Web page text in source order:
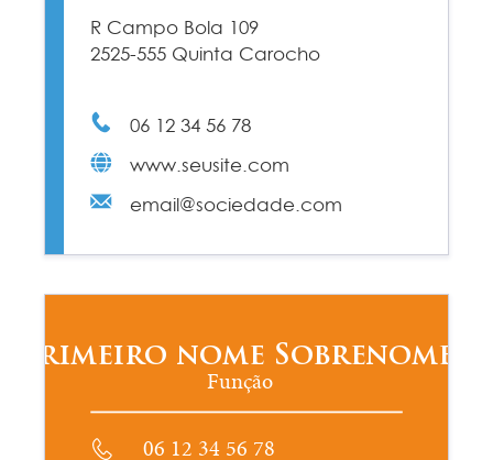
www.seusite.com
email@sociedade.com
06 12 34 56 78
R Campo Bola 109
2525-555 Quinta Carocho
06 12 34 56 78
Função
Primeiro nome Sobrenome